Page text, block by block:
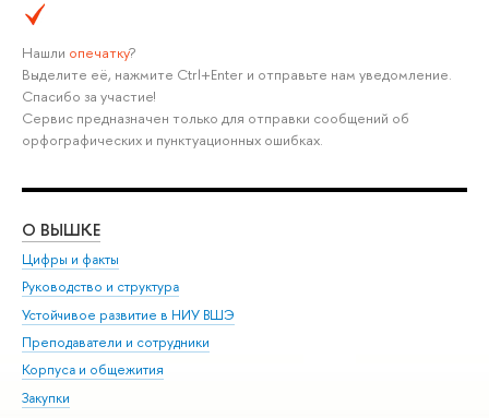
Нашли опечатку?
Выделите её, нажмите Ctrl+Enter и отправьте нам уведомление.
Спасибо за участие!
Сервис предназначен только для отправки сообщений об
орфографических и пунктуационных ошибках.
О ВЫШКЕ
Цифры и факты
Руководство и структура
Устойчивое развитие в НИУ ВШЭ
Преподаватели и сотрудники
Корпуса и общежития
Закупки